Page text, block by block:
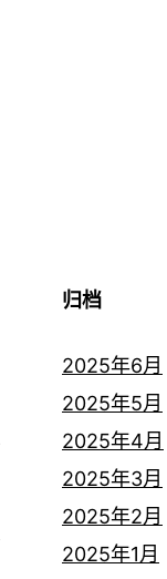
归档
2025年6月
2025年5月
2025年4月
2025年3月
2025年2月
2025年1月